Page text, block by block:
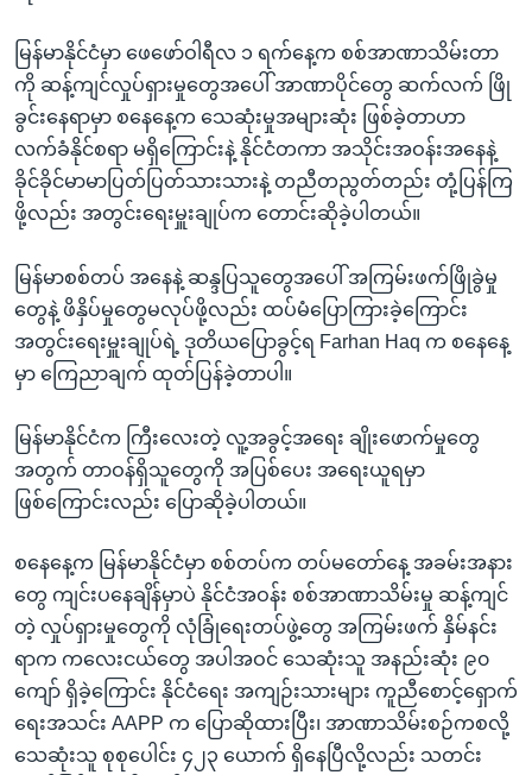
မြန်မာနိုင်ငံမှာ ဖေဖော်ဝါရီလ ၁ ရက်နေ့က စစ်အာဏာသိမ်းတာ
ကို ဆန့်ကျင်လှုပ်ရှားမှုတွေအပေါ် အာဏာပိုင်တွေ ဆက်လက် ဖြို
ခွင်းနေရာမှာ စနေနေ့က သေဆုံးမှုအများဆုံး ဖြစ်ခဲ့တာဟာ
လက်ခံနိုင်စရာ မရှိကြောင်းနဲ့ နိုင်ငံတကာ အသိုင်းအဝန်းအနေနဲ့
ခိုင်ခိုင်မာမာပြတ်ပြတ်သားသားနဲ့ တညီတညွတ်တည်း တုံ့ပြန်ကြ
ဖို့လည်း အတွင်းရေးမှူးချုပ်က တောင်းဆိုခဲ့ပါတယ်။
မြန်မာစစ်တပ် အနေနဲ့ ဆန္ဒပြသူတွေအပေါ် အကြမ်းဖက်ဖြိုခွဲမှု
တွေနဲ့ ဖိနှိပ်မှုတွေမလုပ်ဖို့လည်း ထပ်မံပြောကြားခဲ့ကြောင်း
အတွင်းရေးမှူးချုပ်ရဲ့ ဒုတိယပြောခွင့်ရ Farhan Haq က စနေနေ့
မှာ ကြေညာချက် ထုတ်ပြန်ခဲ့တာပါ။
မြန်မာနိုင်ငံက ကြီးလေးတဲ့ လူ့အခွင့်အရေး ချိုးဖောက်မှုတွေ
အတွက် တာဝန်ရှိသူတွေကို အပြစ်ပေး အရေးယူရမှာ
ဖြစ်ကြောင်းလည်း ပြောဆိုခဲ့ပါတယ်။
စနေနေ့က မြန်မာနိုင်ငံမှာ စစ်တပ်က တပ်မတော်နေ့ အခမ်းအနား
တွေ ကျင်းပနေချိန်မှာပဲ နိုင်ငံအဝန်း စစ်အာဏာသိမ်းမှု ဆန့်ကျင်
တဲ့ လှုပ်ရှားမှုတွေကို လုံခြုံရေးတပ်ဖွဲ့တွေ အကြမ်းဖက် နှိမ်နင်း
ရာက ကလေးငယ်တွေ အပါအဝင် သေဆုံးသူ အနည်းဆုံး ၉၀
ကျော် ရှိခဲ့ကြောင်း နိုင်ငံရေး အကျဉ်းသားများ ကူညီစောင့်ရှောက်
ရေးအသင်း AAPP က ပြောဆိုထားပြီး၊ အာဏာသိမ်းစဉ်ကစလို့
သေဆုံးသူ စုစုပေါင်း ၄၂၃ ယောက် ရှိနေပြီလို့လည်း သတင်း